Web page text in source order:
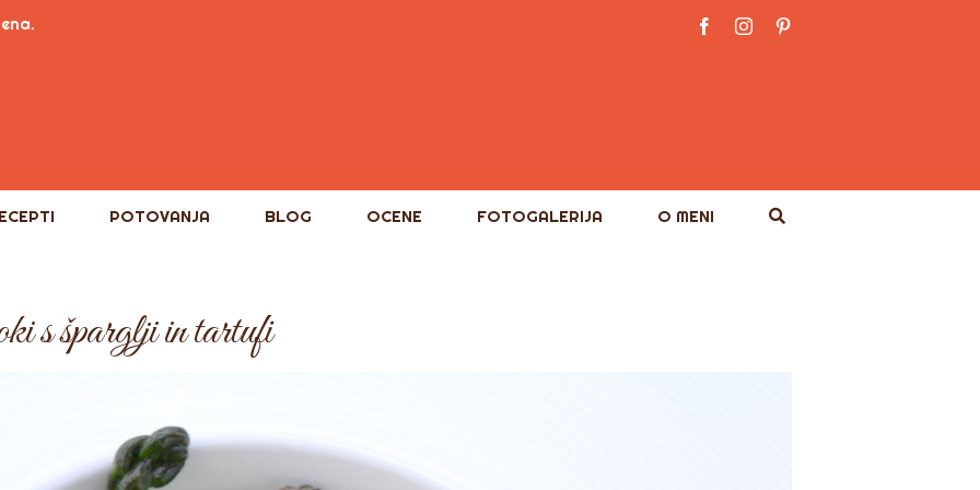
FacebookInstagram
POTOVANJA BLOG OCENE FOTOGALERIJA O MENI
šparglji in tartufi